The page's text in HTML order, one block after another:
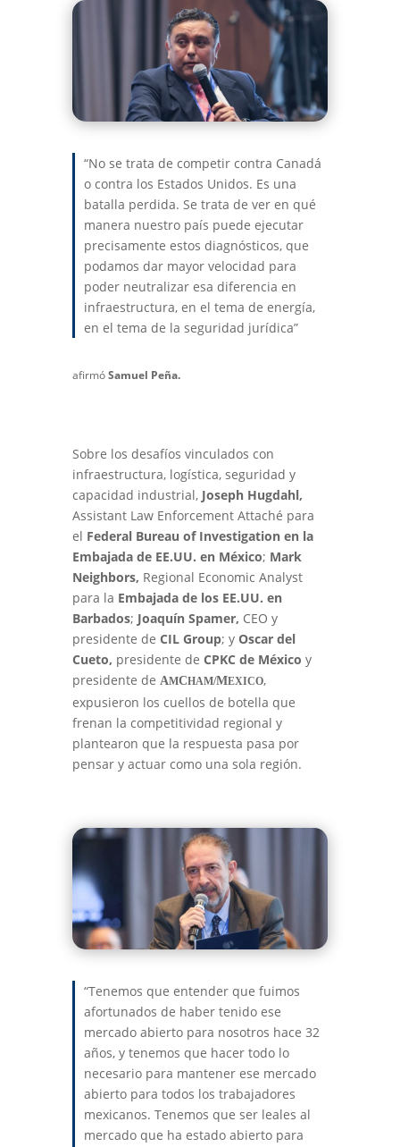
“No se trata de competir contra Canadá
o contra los Estados Unidos. Es una
batalla perdida. Se trata de ver en qué
manera nuestro país puede ejecutar
precisamente estos diagnósticos, que
podamos dar mayor velocidad para
poder neutralizar esa diferencia en
infraestructura, en el tema de energía,
en el tema de la seguridad jurídica”
afirmóSamuel Peña.
Sobre los desafíos vinculados con
infraestructura, logística, seguridad y
capacidad industrial, Joseph Hugdahl,
Assistant Law Enforcement Attaché para
el Federal Bureau of Investigation en la
Embajada de EE.UU. en México; Mark
Neighbors, Regional Economic Analyst
para la Embajada de los EE.UU. en
Barbados; Joaquín Spamer, CEO y
presidente de CIL Group; y Oscar del
Cueto, presidente de CPKC de México y
presidente de AMCHAM/MEXICO,
expusieron los cuellos de botella que
frenan la competitividad regional y
plantearon que la respuesta pasa por
pensar y actuar como una sola región.
“Tenemos que entender que fuimos
afortunados de haber tenido ese
mercado abierto para nosotros hace 32
años, y tenemos que hacer todo lo
necesario para mantener ese mercado
abierto para todos los trabajadores
mexicanos. Tenemos que ser leales al
mercado que ha estado abierto para